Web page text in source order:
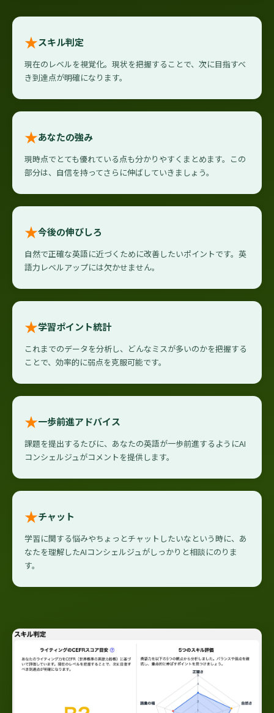
★スキル判定
現在のレベルを視覚化。現状を把握することで、次に目指すべ
き到達点が明確になります。
★あなたの強み
現時点でとても優れている点も分かりやすくまとめます。この
部分は、自信を持ってさらに伸ばしていきましょう。
★今後の伸びしろ
自然で正確な英語に近づくために改善したいポイントです。英
語力レベルアップには欠かせません。
★学習ポイント統計
これまでのデータを分析し、どんなミスが多いのかを把握する
ことで、効率的に弱点を克服可能です。
★一歩前進アドバイス
課題を提出するたびに、あなたの英語が一歩前進するようにAI
コンシェルジュがコメントを提供します。
★チャット
学習に関する悩みやちょっとチャットしたいなという時に、あ
なたを理解したAIコンシェルジュがしっかりと相談にのりま
す。